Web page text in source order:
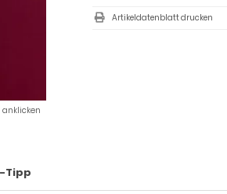
anklicken
Artikeldatenblatt drucken
Tipp